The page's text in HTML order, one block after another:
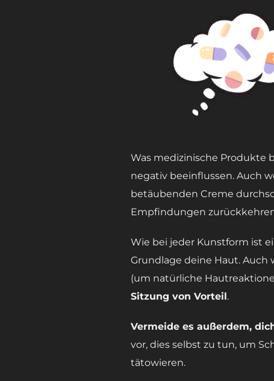
Was medizinische Produkte
negativ beeinflussen. Auch
betäubenden Creme
Empfindungen
Wie bei jeder Kunstform ist
Grundlage deine Haut.
(um natürliche
Sitzung von Vorteil.
Vermeide es außerdem,
vor, dies selbst zu tun, um
tätowieren.